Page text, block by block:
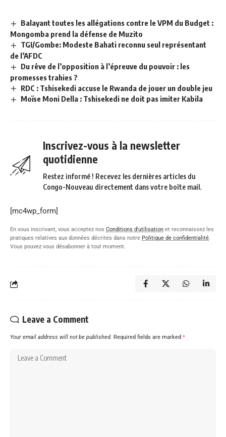
Balayant toutes les allégations contre le VPM du Budget :
Mongomba prend la défense de Muzito
TGI/Gombe: Modeste Bahati reconnu seul représentant
de l’AFDC
Du rêve de l’opposition à l’épreuve du pouvoir : les
promesses trahies ?
RDC : Tshisekedi accuse le Rwanda de jouer un double jeu
Moïse Moni Della : Tshisekedi ne doit pas imiter Kabila
Inscrivez-vous à la newsletter
quotidienne
Restez informé ! Recevez les dernières articles du
Congo-Nouveau directement dans votre boîte mail.
[mc4wp_form]
En vous inscrivant, vous acceptez nos Conditions d'utilisation et reconnaissez les
pratiques relatives aux données décrites dans notre Politique de confidentialité.
Vous pouvez vous désabonner à tout moment.
Leave a Comment
Your email address will not be published. Required fields are marked *